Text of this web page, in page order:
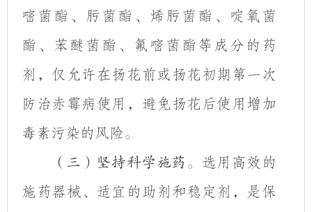
嘧菌酯、肟菌酯、烯肟菌酯、啶氧菌
酯、苯醚菌酯、氟嘧菌酯等 成分 的 药
剂 ，仅允许在扬花前或扬花初期 第一次
防治赤霉病 使用，避免扬花后使用增加
毒素污染的风险。
（三）坚持科学施药。 选用高效的
施药器械、适宜的助剂和稳定剂，是保